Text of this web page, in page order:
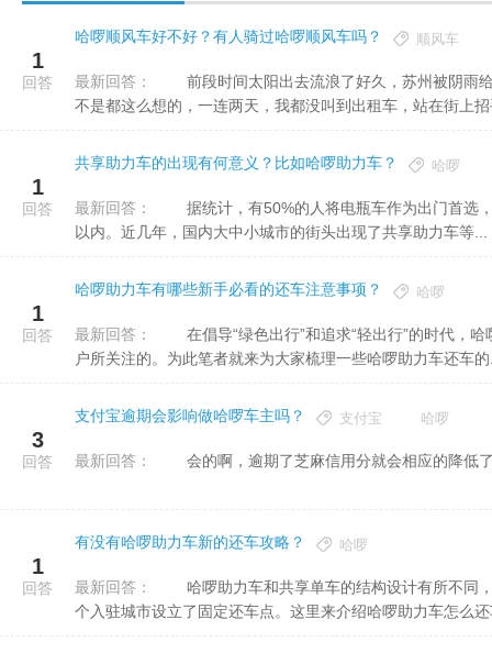
1
回答
哈啰顺风车好不好？有人骑过哈啰顺风车吗？ 顺风车
最新回答：
不是都这么想的，一连两天，我都没叫到出租车，站在街上
1
回答
共享助力车的出现有何意义？比如哈啰助力车？ 哈啰
最新回答：
以内。近几年，国内大中小城市的街头出现了共享助力车等...
1
回答
哈啰助力车有哪些新手必看的还车注意事项？ 哈啰
最新回答：
户所关注的。为此笔者就来为大家梳理一些哈啰助力车还车
3
回答
支付宝逾期会影响做哈啰车主吗？ 支付宝 哈啰
最新回答： 会的啊，逾期了芝麻信用分就会相应的降低
1
回答
有没有哈啰助力车新的还车攻略？ 哈啰
最新回答：
个入驻城市设立了固定还车点。这里来介绍哈啰助力车怎么